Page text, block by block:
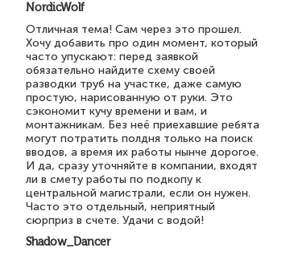
NordicWolf
Отличная тема! Сам через это прошел.
Хочу добавить про один момент, который
часто упускают: перед заявкой
обязательно найдите схему своей
разводки труб на участке, даже самую
простую, нарисованную от руки. Это
сэкономит кучу времени и вам, и
монтажникам. Без неё приехавшие ребята
могут потратить полдня только на поиск
вводов, а время их работы нынче дорогое.
И да, сразу уточняйте в компании, входят
ли в смету работы по подкопу к
центральной магистрали, если он нужен.
Часто это отдельный, неприятный
сюрприз в счете. Удачи с водой!
Shadow_Dancer